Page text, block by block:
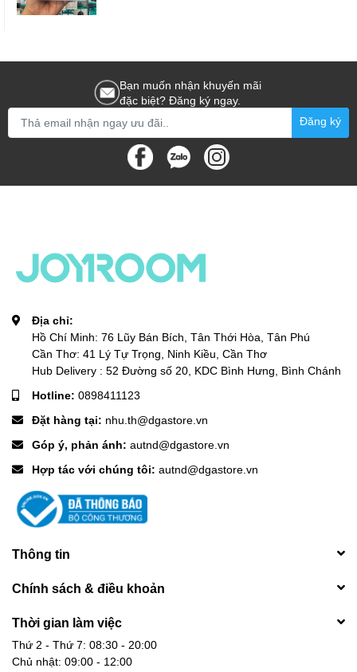
Bạn muốn nhận khuyến mãi
đặc biệt? Đăng ký ngay.
Đăng ký
Địa chỉ:
Hồ Chí Minh: 76 Lũy Bán Bích, Tân Thới Hòa, Tân Phú
Cần Thơ: 41 Lý Tự Trọng, Ninh Kiều, Cần Thơ
Hub Delivery : 52 Đường số 20, KDC Bình Hưng, Bình Chánh
Hotline: 0898411123
Đặt hàng tại: nhu.th@dgastore.vn
Góp ý, phản ánh: autnd@dgastore.vn
Hợp tác với chúng tôi: autnd@dgastore.vn
Thông tin
Chính sách & điều khoản
Thời gian làm việc
Thứ 2 - Thứ 7: 08:30 - 20:00
Chủ nhật: 09:00 - 12:00